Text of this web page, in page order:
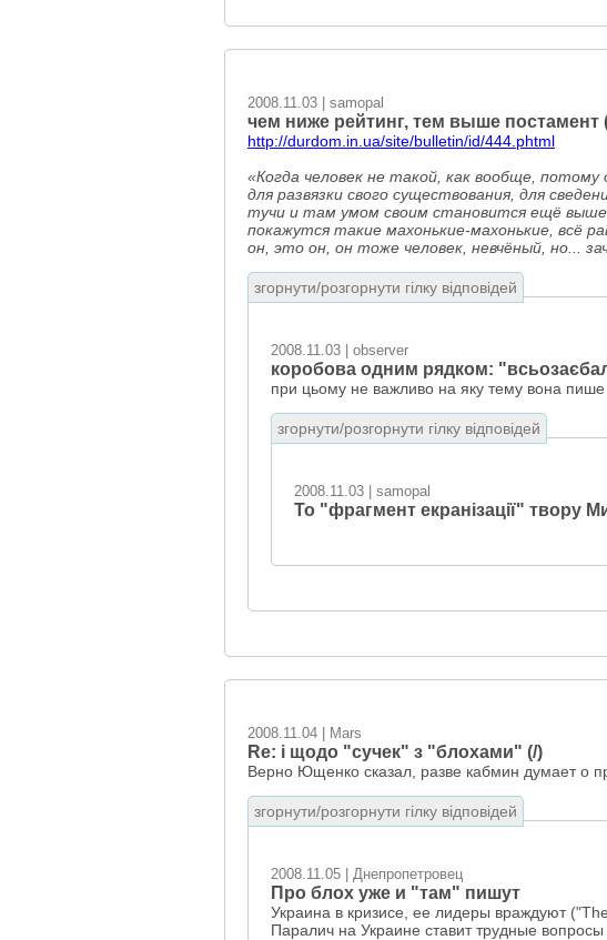
2008.11.03 | samopal
чем ниже рейтинг, тем выше постамент
http://durdom.in.ua/site/bulletin/id/444.phtml
«Когда человек не такой, как вообще,
для развязки свого существования, для
тучи и там умом своим становится ещё выше
покажутся такие махонькие-махонькие, всё
он, это он, он тоже человек, невчёный, но...
згорнути/розгорнути гілку відповідей
2008.11.03 | observеr
коробова одним рядком:
при цьому не важливо на яку тему вона пише
згорнути/розгорнути гілку відповідей
2008.11.03 | samopal
То "фрагмент екранізації" твору
2008.11.04 | Mars
Re: і щодо "сучек" з "блохами" (/)
Верно Ющенко сказал, разве кабмин думает о
згорнути/розгорнути гілку відповідей
2008.11.05 | Днепропетровец
Про блох уже и "там" пишут
Украина в кризисе, ее лидеры враждуют
Паралич на Украине ставит трудные